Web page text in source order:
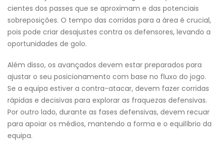
cientes dos passes que se aproximam e das potenciais
sobreposições. O tempo das corridas para a área é crucial,
pois pode criar desajustes contra os defensores, levando a
oportunidades de golo.
Além disso, os avançados devem estar preparados para
ajustar o seu posicionamento com base no fluxo do jogo.
Se a equipa estiver a contra-atacar, devem fazer corridas
rápidas e decisivas para explorar as fraquezas defensivas.
Por outro lado, durante as fases defensivas, devem recuar
para apoiar os médios, mantendo a forma e o equilíbrio da
equipa.